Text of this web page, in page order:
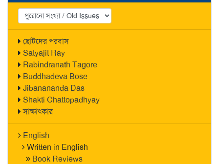
ছোটদের পরবাস
Satyajit Ray
Rabindranath Tagore
Buddhadeva Bose
Jibanananda Das
Shakti Chattopadhyay
সাক্ষাৎকার
English
Written in English
Book Reviews